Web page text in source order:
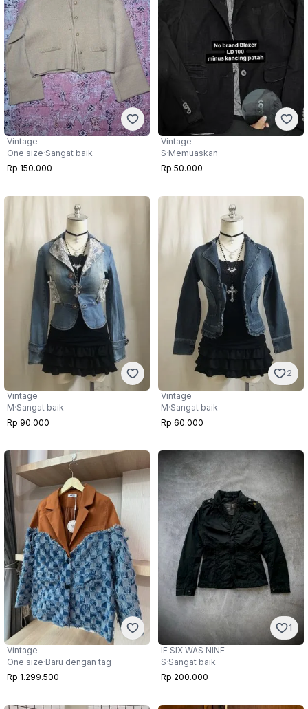
Vintage
One size·Sangat baik
Rp 150.000
Vintage
S·Memuaskan
Rp 50.000
Vintage
M·Sangat baik
Rp 90.000
2
Vintage
M·Sangat baik
Rp 60.000
Vintage
One size·Baru dengan tag
Rp 1.299.500
1
IF SIX WAS NINE
S·Sangat baik
Rp 200.000